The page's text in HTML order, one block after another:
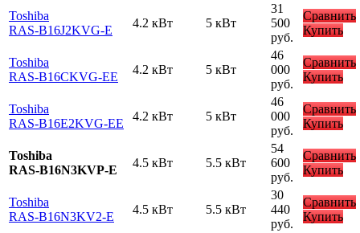
Toshiba
RAS-B16J2KVG-E
4.2 кВт 5 кВт
31
500
руб.
Сравнить
Купить
Toshiba
RAS-B16CKVG-EE
4.2 кВт 5 кВт
46
000
руб.
Сравнить
Купить
Toshiba
RAS-B16E2KVG-EE
4.2 кВт 5 кВт
46
000
руб.
Сравнить
Купить
Toshiba
RAS-B16N3KVP-E
4.5 кВт 5.5 кВт
54
600
руб.
Сравнить
Купить
Toshiba
RAS-B16N3KV2-E
4.5 кВт 5.5 кВт
30
440
руб.
Сравнить
Купить